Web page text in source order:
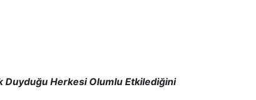
Duyduğu Herkesi Olumlu Etkilediğini